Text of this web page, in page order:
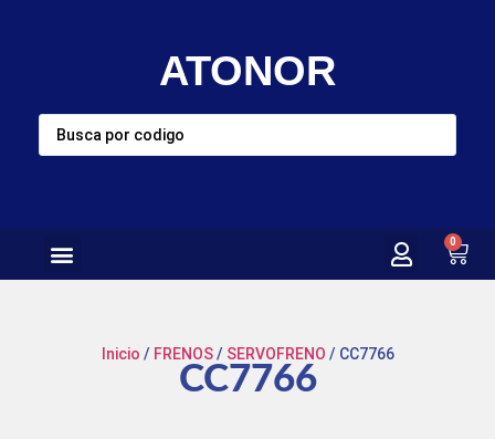
ATONOR
0
Inicio / FRENOS/ SERVOFRENO / CC7766
CC7766